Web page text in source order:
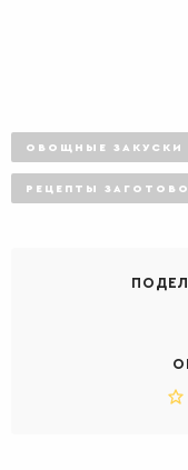
ОВОЩНЫЕ ЗАКУСКИ
РЕЦЕПТЫ